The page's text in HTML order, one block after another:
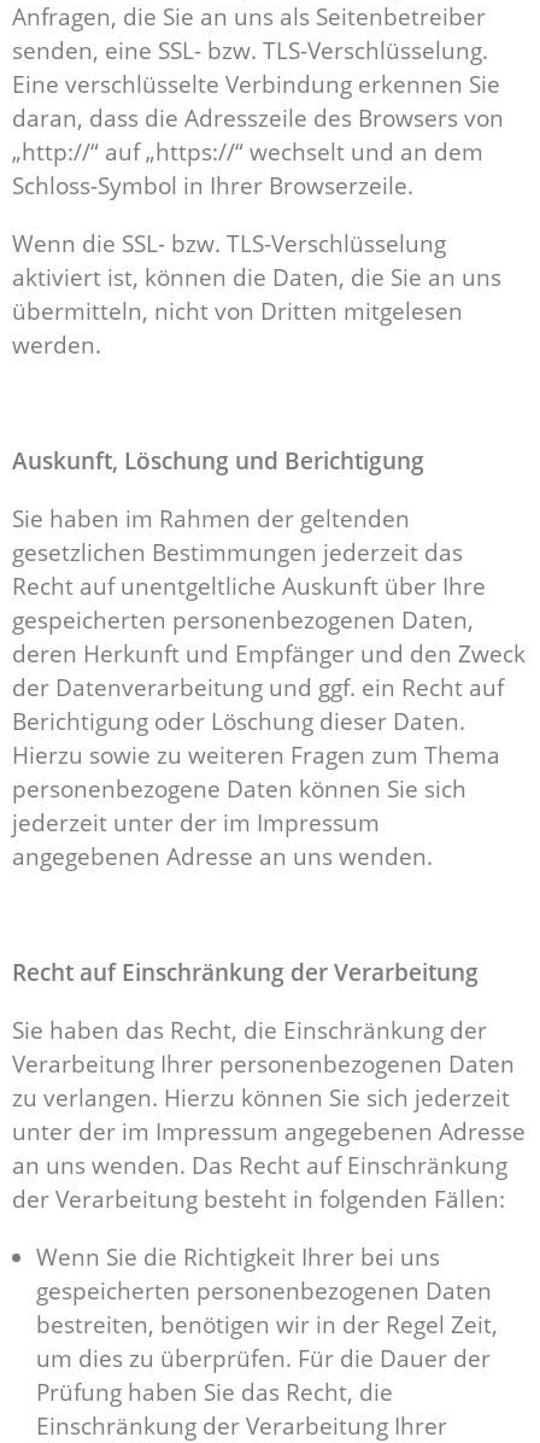
Anfragen, die Sie an uns als Seitenbetreiber
senden, eine SSL- bzw. TLS-Verschlüsselung.
Eine verschlüsselte Verbindung erkennen Sie
daran, dass die Adresszeile des Browsers von
„http://“ auf „https://“ wechselt und an dem
Schloss-Symbol in Ihrer Browserzeile.
Wenn die SSL- bzw. TLS-Verschlüsselung
aktiviert ist, können die Daten, die Sie an uns
übermitteln, nicht von Dritten mitgelesen
werden.
Auskunft, Löschung und Berichtigung
Sie haben im Rahmen der geltenden
gesetzlichen Bestimmungen jederzeit das
Recht auf unentgeltliche Auskunft über Ihre
gespeicherten personenbezogenen Daten,
deren Herkunft und Empfänger und den Zweck
der Datenverarbeitung und ggf. ein Recht auf
Berichtigung oder Löschung dieser Daten.
Hierzu sowie zu weiteren Fragen zum Thema
personenbezogene Daten können Sie sich
jederzeit unter der im Impressum
angegebenen Adresse an uns wenden.
Recht auf Einschränkung der Verarbeitung
Sie haben das Recht, die Einschränkung der
Verarbeitung Ihrer personenbezogenen Daten
zu verlangen. Hierzu können Sie sich jederzeit
unter der im Impressum angegebenen Adresse
an uns wenden. Das Recht auf Einschränkung
der Verarbeitung besteht in folgenden Fällen:
Wenn Sie die Richtigkeit Ihrer bei uns
gespeicherten personenbezogenen Daten
bestreiten, benötigen wir in der Regel Zeit,
um dies zu überprüfen. Für die Dauer der
Prüfung haben Sie das Recht, die
Einschränkung der Verarbeitung Ihrer